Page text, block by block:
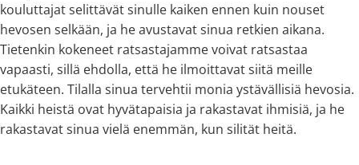
kouluttajat selittävät sinulle kaiken ennen kuin nouset
hevosen selkään, ja he avustavat sinua retkien aikana.
Tietenkin kokeneet ratsastajamme voivat ratsastaa
vapaasti, sillä ehdolla, että he ilmoittavat siitä meille
etukäteen. Tilalla sinua tervehtii monia ystävällisiä hevosia.
Kaikki heistä ovat hyvätapaisia ja rakastavat ihmisiä, ja he
rakastavat sinua vielä enemmän, kun silität heitä.